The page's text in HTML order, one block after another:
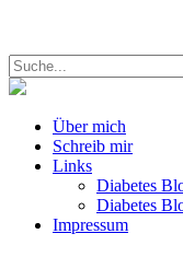
Über mich
Schreib mir
Links
Diabetes
Diabetes
Impressum